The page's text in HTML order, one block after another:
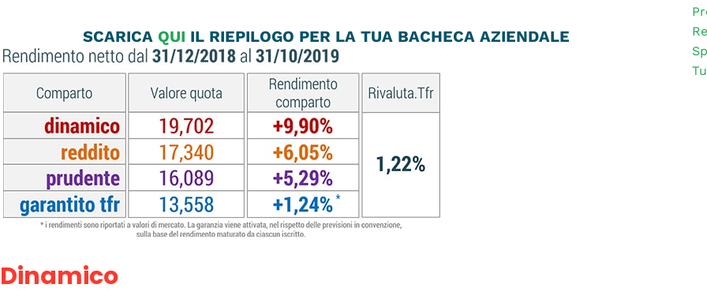
SCARICA QUI IL RIEPILOGO PER LA TUA BACHECA AZIENDALE
Dinamico